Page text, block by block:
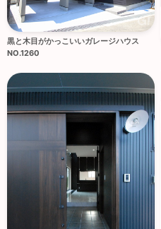
黒と木目がかっこいいガレージハウス
NO.1260